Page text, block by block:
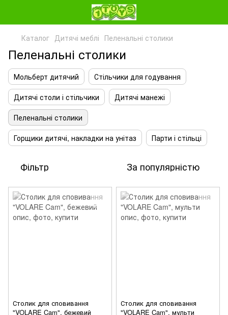
Каталог Дитячі меблі Пеленальні столики
Пеленальні столики
Мольберт дитячий
Стільчики для годування
Дитячі столи і стільчики
Дитячі манежі
Пеленальні столики
Горщики дитячі, накладки на унітаз
Парти і стільці
Фільтр За популярністю
Столик для сповивання
"VOLARE Cam", бежевий
Столик для сповивання
"VOLARE Cam", мульти